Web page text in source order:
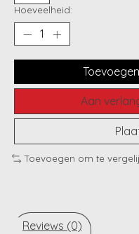
Hoeveelheid:
Aan
Toevoegen om te
Reviews (0)